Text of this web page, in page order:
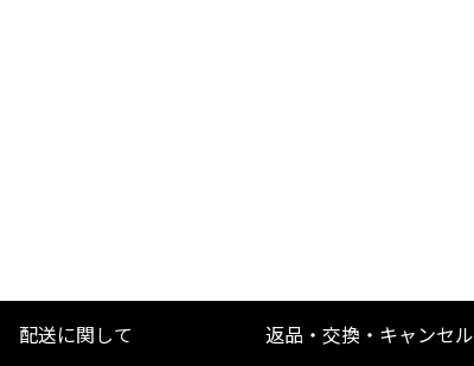
配送に関して 返品・交換・キャンセル